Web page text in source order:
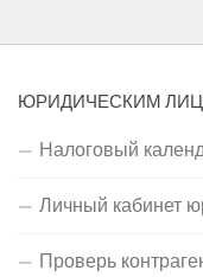
ЮРИДИЧЕСКИМ
Налоговый
Личный кабинет
Проверь